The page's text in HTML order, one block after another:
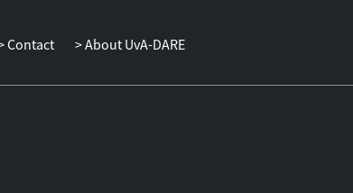
Contact About UvA-DARE